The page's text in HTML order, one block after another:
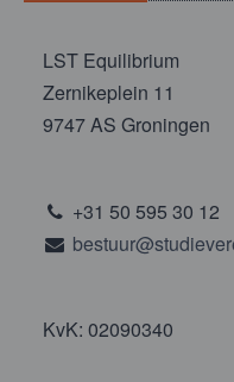
LST Equilibrium
Zernikeplein 11
9747 AS Groningen
+31 50 595 30 12
KvK: 02090340